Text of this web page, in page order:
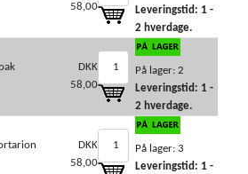
58,00
Leveringstid: 1 -
2 hverdage.
DKK
58,00
På lager: 2
Leveringstid: 1 -
2 hverdage.
DKK
58,00
På lager: 3
Leveringstid: 1 -